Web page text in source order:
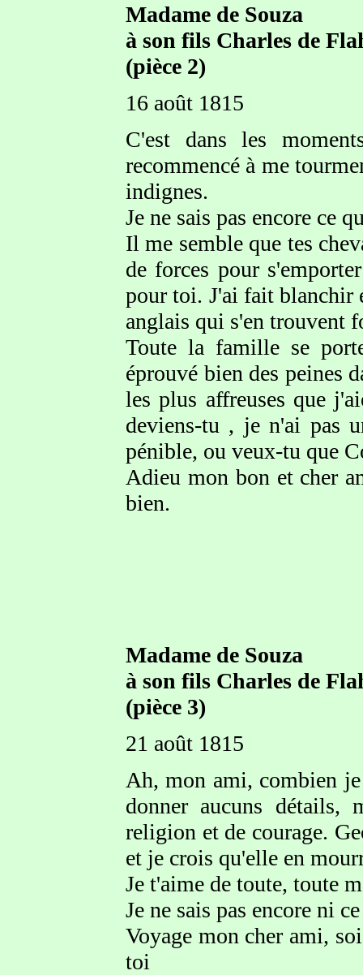
Madame de Souza
à son fils Charles de
(pièce 2)
16 août 1815
C'est dans les
recommencé à me
indignes.
Je ne sais pas encore ce
Il me semble que tes
de forces pour
pour toi. J'ai fait blanchir
anglais qui s'en trouvent
Toute la famille se
éprouvé bien des peines
les plus affreuses que
deviens-tu , je n'ai pas
pénible, ou veux-tu que
Adieu mon bon et cher
bien.
Madame de Souza
à son fils Charles de
(pièce 3)
21 août 1815
Ah, mon ami, combien
donner aucuns détails,
religion et de courage.
et je crois qu'elle en
Je t'aime de toute, toute
Je ne sais pas encore ni
Voyage mon cher ami,
toi